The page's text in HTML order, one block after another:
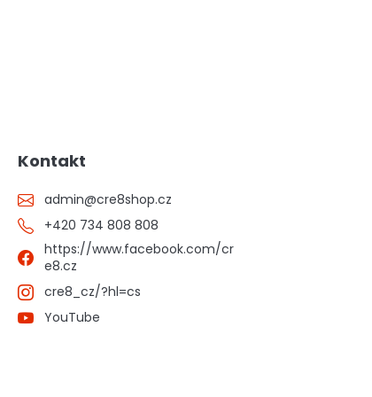
Kontakt
admin@cre8shop.cz
+420 734 808 808
https://www.facebook.com/cr
e8.cz
cre8_cz/?hl=cs
YouTube